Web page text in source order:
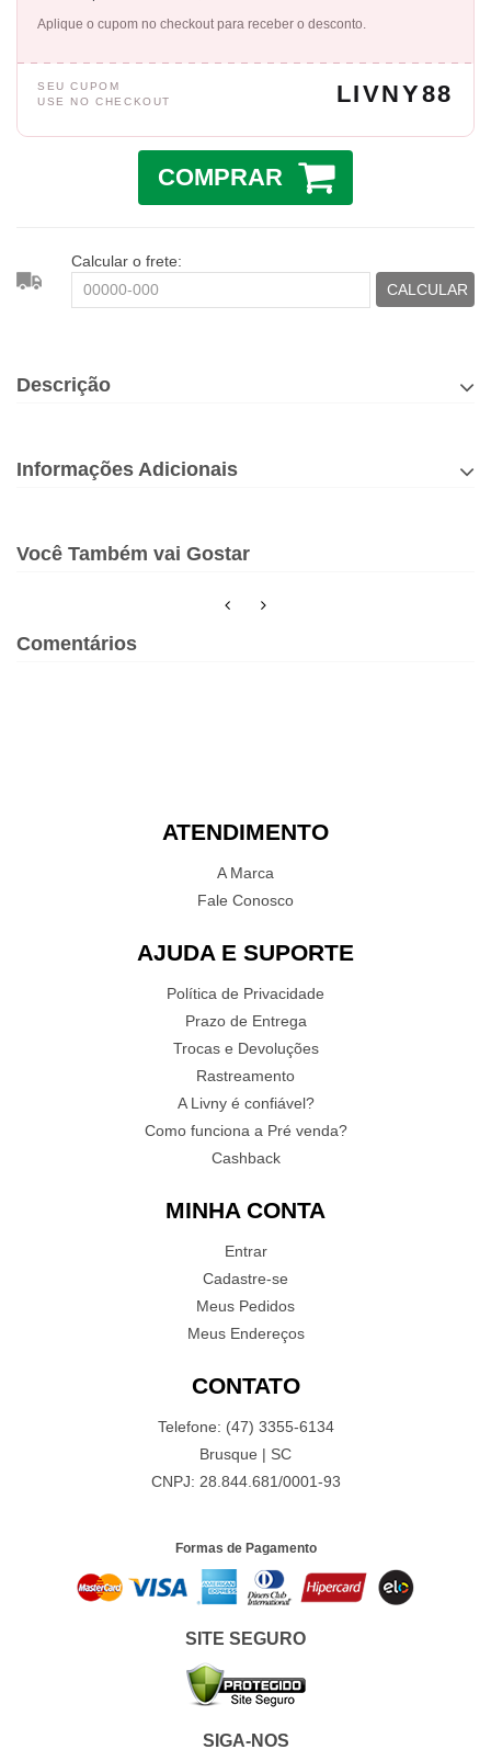
Aplique o cupom no checkout para receber o desconto.
SEU CUPOM
USE NO CHECKOUT
LIVNY88
COMPRAR
Calcular o frete:
CALCULAR
Descrição
Informações Adicionais
Você Também vai Gostar
Comentários
ATENDIMENTO
A Marca
Fale Conosco
AJUDA E SUPORTE
Política de Privacidade
Prazo de Entrega
Trocas e Devoluções
Rastreamento
A Livny é confiável?
Como funciona a Pré venda?
Cashback
MINHA CONTA
Entrar
Cadastre-se
Meus Pedidos
Meus Endereços
CONTATO
Telefone: (47) 3355-6134
Brusque | SC
CNPJ: 28.844.681/0001-93
Formas de Pagamento
SITE SEGURO
SIGA-NOS